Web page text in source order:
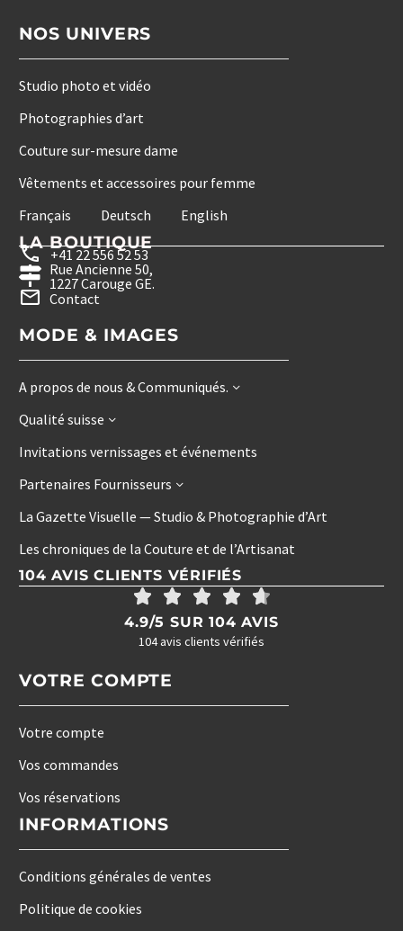
NOS UNIVERS
Studio photo et vidéo
Photographies d’art
Couture sur-mesure dame
Vêtements et accessoires pour femme
Français
Deutsch English
LA BOUTIQUE
+41 22 556 52 53
Rue Ancienne 50,
1227 Carouge GE.
Contact
MODE & IMAGES
A propos de nous & Communiqués.
Qualité suisse
Invitations vernissages et événements
Partenaires Fournisseurs
La Gazette Visuelle — Studio & Photographie d’Art
Les chroniques de la Couture et de l’Artisanat
104 AVIS CLIENTS VÉRIFIÉS
4.9/5 SUR 104 AVIS
104 avis clients vérifiés
VOTRE COMPTE
Votre compte
Vos commandes
Vos réservations
INFORMATIONS
Conditions générales de ventes
Politique de cookies